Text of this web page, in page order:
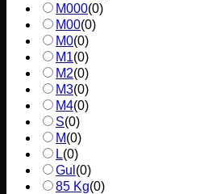
M000(0)
M00(0)
M0(0)
M1(0)
M2(0)
M3(0)
M4(0)
S(0)
M(0)
L(0)
Gul (0)
85 Kg(0)